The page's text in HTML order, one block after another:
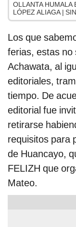
OLLANTA HUMALA
LÓPEZ ALIAGA |
Los que
ferias, estas no
Achawata, al
editoriales,
tiempo. De
editorial fue
retirarse
requisitos para
de Huancayo,
FELIZH que
Mateo.